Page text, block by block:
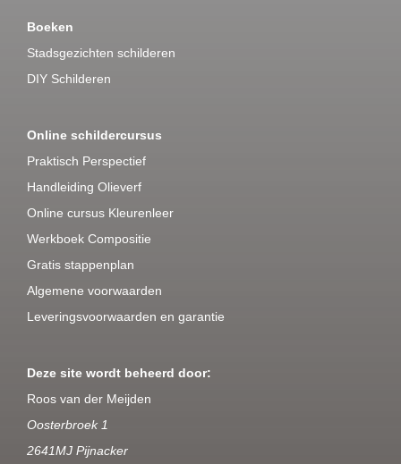
Boeken
Stadsgezichten schilderen
DIY Schilderen
Online schildercursus
Praktisch Perspectief
Handleiding Olieverf
Online cursus Kleurenleer
Werkboek Compositie
Gratis stappenplan
Algemene voorwaarden
Leveringsvoorwaarden en garantie
Deze site wordt beheerd door:
Roos van der Meijden
Oosterbroek 1
2641MJ Pijnacker